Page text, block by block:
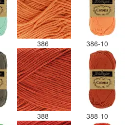
386 386-10
388 388-10